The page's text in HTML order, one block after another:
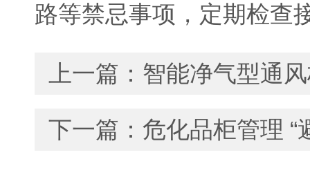
路等禁忌事项，定期检查
上一篇： 智能净气型通
下一篇： 危化品柜管理 “